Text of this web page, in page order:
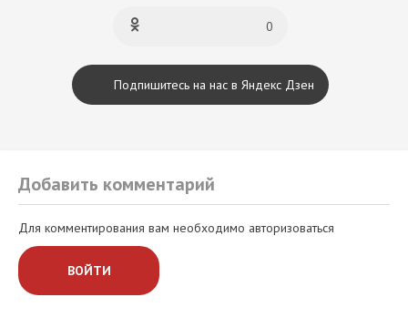
0
Подпишитесь на нас в Яндекс Дзен
Добавить комментарий
Для комментирования вам необходимо авторизоваться
ВОЙТИ